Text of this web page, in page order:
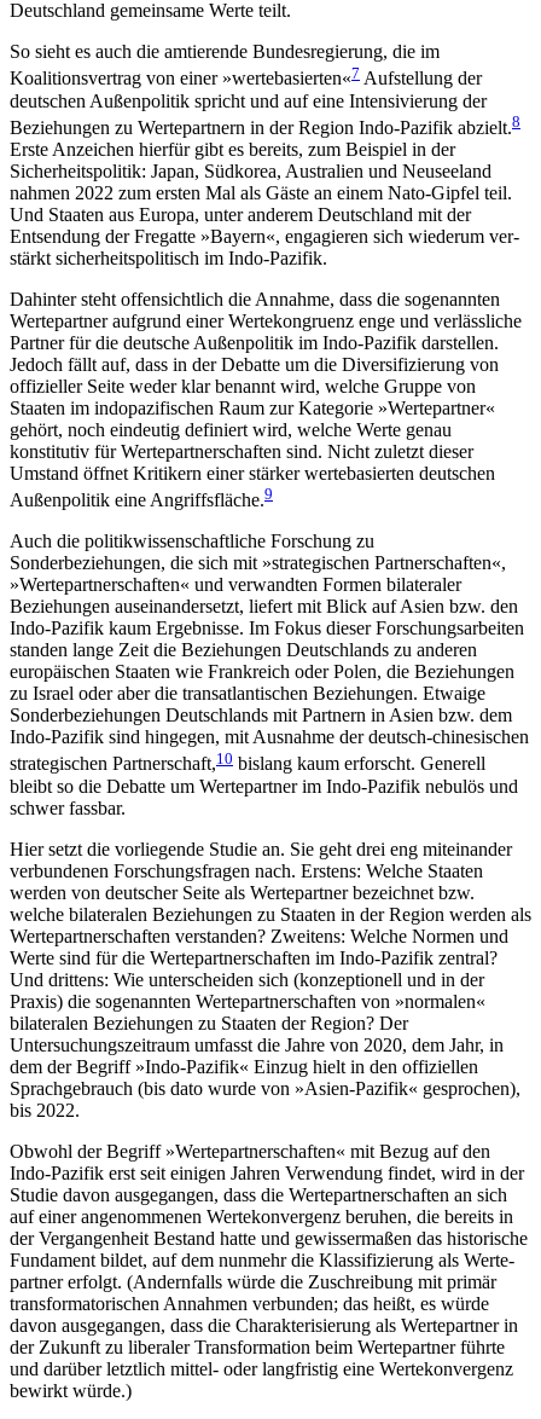
Deutschland gemeinsame Werte teilt.
So sieht es auch die amtierende Bundesregierung, die im
Koalitionsvertrag von einer »wertebasierten«7 Aufstellung der
deutschen Außenpolitik spricht und auf eine Intensivierung der
Beziehungen zu Wertepartnern in der Region Indo-Pazifik abzielt.8
Erste Anzeichen hierfür gibt es bereits, zum Beispiel in der
Sicherheitspolitik: Japan, Südkorea, Australien und Neuseeland
nahmen 2022 zum ersten Mal als Gäste an einem Nato-Gipfel teil.
Und Staaten aus Europa, unter anderem Deutschland mit der
Entsendung der Fregatte »Bayern«, engagieren sich wiederum ver­
stärkt sicherheitspolitisch im Indo-Pazifik.
Dahinter steht offensichtlich die Annahme, dass die sogenannten
Wertepartner aufgrund einer Werte­kongruenz enge und verlässliche
Partner für die deut­sche Außenpolitik im Indo-Pazifik darstellen.
Jedoch fällt auf, dass in der Debatte um die Diversifizierung von
offizieller Seite weder klar benannt wird, welche Gruppe von
Staaten im indopazifischen Raum zur Kategorie »Wertepartner«
gehört, noch eindeutig defi­niert wird, welche Werte genau
konstitutiv für Werte­partnerschaften sind. Nicht zuletzt dieser
Umstand öffnet Kritikern einer stärker wertebasierten deut­schen
Außenpolitik eine Angriffsfläche.9
Auch die politikwissenschaftliche Forschung zu
Sonderbeziehungen, die sich mit »strategischen Part­ner­schaften«,
»Wertepartnerschaften« und verwandten Formen bilateraler
Beziehungen auseinandersetzt, liefert mit Blick auf Asien bzw. den
Indo-Pazifik kaum Ergebnisse. Im Fokus dieser Forschungsarbeiten
stan­den lange Zeit die Beziehungen Deutschlands zu ande­ren
europäischen Staaten wie Frankreich oder Polen, die Beziehungen
zu Israel oder aber die trans­atlantischen Beziehungen. Etwaige
Sonderbeziehungen Deutschlands mit Partnern in Asien bzw. dem
Indo-Pazifik sind hingegen, mit Ausnahme der deutsch-chi­nesischen
strategischen Partnerschaft,10 bislang kaum erforscht. Generell
bleibt so die Debatte um Wertepartner im Indo-Pazifik nebulös und
schwer fassbar.
Hier setzt die vorliegende Studie an. Sie geht drei eng miteinander
verbundenen Forschungsfragen nach. Erstens: Welche Staaten
werden von deutscher Seite als Wertepartner bezeichnet bzw.
welche bilate­ralen Beziehungen zu Staaten in der Region werden als
Wertepartnerschaften verstanden? Zweitens: Wel­che Normen und
Werte sind für die Wertepartner­schaf­ten im Indo-Pazifik zentral?
Und drittens: Wie unterscheiden sich (konzeptionell und in der
Praxis) die sogenannten Wertepartnerschaften von »normalen«
bilateralen Beziehungen zu Staaten der Region? Der
Untersuchungszeitraum umfasst die Jahre von 2020, dem Jahr, in
dem der Begriff »Indo-Pazifik« Einzug hielt in den offiziellen
Sprachgebrauch (bis dato wurde von »Asien-Pazifik« gesprochen),
bis 2022.
Obwohl der Begriff »Wertepartnerschaften« mit Bezug auf den
Indo-Pazifik erst seit einigen Jahren Verwendung findet, wird in der
Studie davon aus­gegangen, dass die Wertepartnerschaften an sich
auf einer angenommenen Wertekonvergenz beruhen, die bereits in
der Vergangenheit Bestand hatte und gewissermaßen das historische
Fundament bildet, auf dem nunmehr die Klassifizierung als Werte­
partner erfolgt. (Andernfalls würde die Zuschreibung mit primär
trans­formatorischen Annahmen verbunden; das heißt, es würde
davon ausgegangen, dass die Charakterisierung als Werte­partner in
der Zukunft zu liberaler Transformation beim Wertepartner führte
und darüber letztlich mittel- oder langfristig eine Wertekonvergenz
bewirkt würde.)